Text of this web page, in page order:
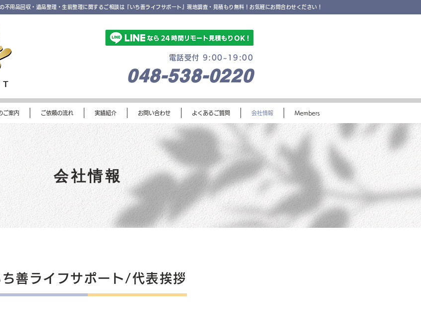
不用品回収・遺品整理・生前整理に関するご相談は『いち善ライフサポート』現地調査・見積もり無料！お気軽にお問合わせください！
電話受付 9:00~19:00
048-538-0220
ご案内 ご依頼の流れ 実績紹介 お問い合わせ よくあるご質問 会社情報 Members
会社情報
ち善ライフサポート/代表挨拶